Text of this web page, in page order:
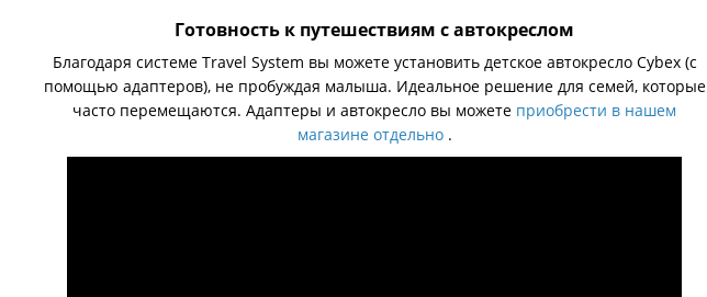
Готовность к путешествиям с автокреслом
Благодаря системе Travel System вы можете установить детское автокресло Cybex (с
помощью адаптеров), не пробуждая малыша. Идеальное решение для семей, которые
часто перемещаются. Адаптеры и автокресло вы можете приобрести в нашем
магазине отдельно.